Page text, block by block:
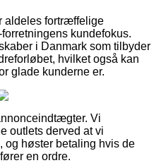
aldeles fortræffelige
kundefokus.
i Danmark som tilbyder
hvilket også kan
glade kunderne er.
Vi
outlets derved at vi
og høster betaling hvis de
en ordre.